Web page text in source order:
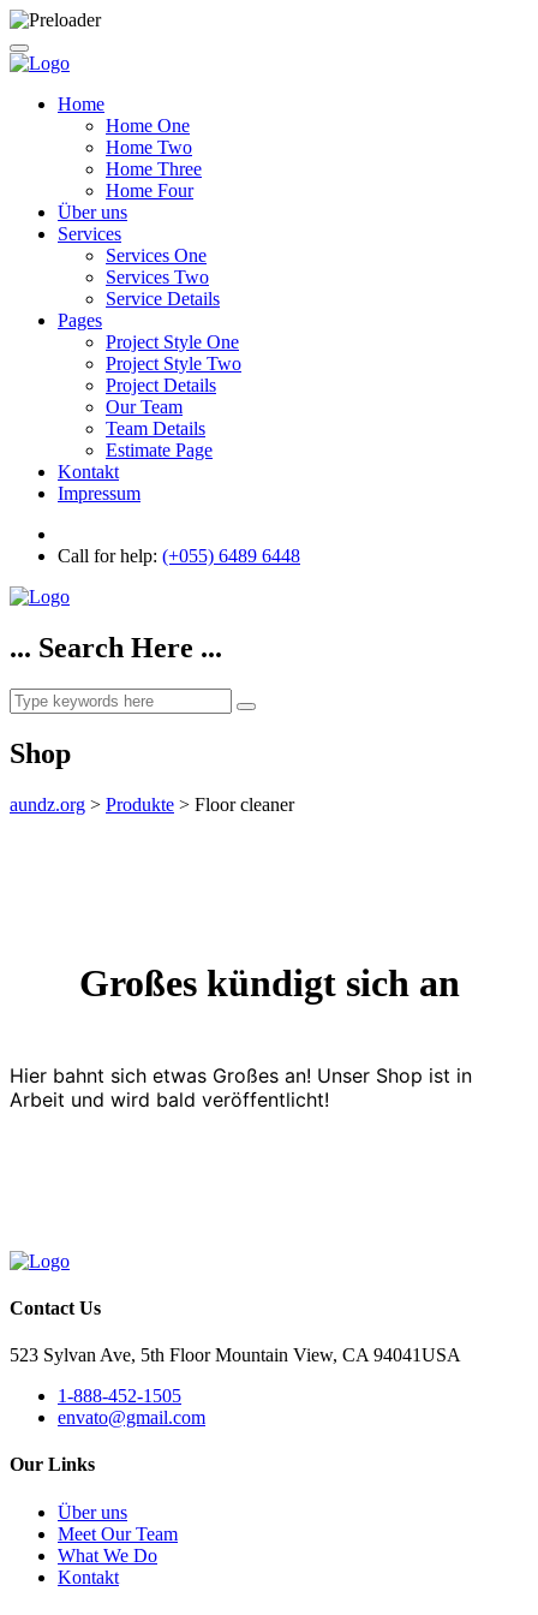
Home
Home One
Home Two
Home Three
Home Four
Über uns
Services
Services One
Services Two
Service Details
Pages
Project Style One
Project Style Two
Project Details
Our Team
Team Details
Estimate Page
Kontakt
Impressum
Call for help: (+055) 6489 6448
... Search Here ...
Shop
aundz.org > Produkte > Floor cleaner
Großes kündigt sich an
Hier bahnt sich etwas Großes an! Unser Shop ist in
Arbeit und wird bald veröffentlicht!
Contact Us
523 Sylvan Ave, 5th Floor Mountain View, CA 94041USA
1-888-452-1505
envato@gmail.com
Our Links
Über uns
Meet Our Team
What We Do
Kontakt